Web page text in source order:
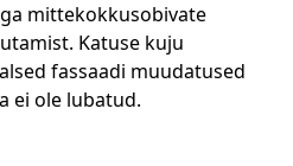
mittekokkusobivate
Katuse kuju
fassaadi muudatused
ei ole lubatud.